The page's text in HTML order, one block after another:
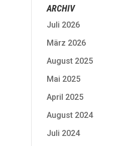
ARCHIV
Juli 2026
März 2026
August 2025
Mai 2025
April 2025
August 2024
Juli 2024